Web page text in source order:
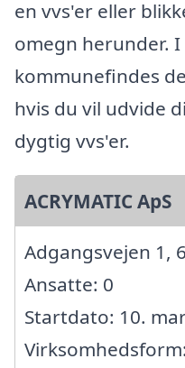
en vvs'er eller
omegn herunder. I
kommunefindes
hvis du vil udvide
dygtig vvs'er.
ACRYMATIC ApS
Adgangsvejen 1,
Ansatte: 0
Startdato: 10.